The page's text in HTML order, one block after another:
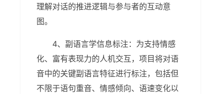
理解对话的推进逻辑与参与者的互动意
图。
4、副语言学信息标注：为支持情感
化、富有表现力的人机交互，项目将对语
音中的关键副语言特征进行标注，包括但
不限于语句重音、情感倾向、语速变化以